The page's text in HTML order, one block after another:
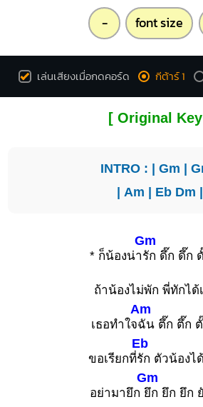
- font size
เล่นเสียงเมื่อกดคอร์ด กีต้าร์ 1
[ Original
INTRO : | Gm |
| Am | Eb Dm |
* ก็น้องน่า
Gm
รัก ดึ๊ก ดึ๊ก
ถ้าน้องไม่พัก พี่ทักได้
เธอทำใจ
Am
ฉัน ตึ๊ก ตึ๊ก
ขอเรียกที่
Eb
รัก ตัวน้องไ
อย่ามายึก
Gm
ยึก ยึก ยึก